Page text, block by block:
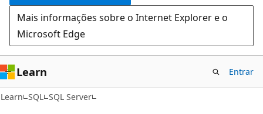
Mais informações sobre o Internet Explorer e o
Microsoft Edge
Learn Entrar
Learn SQL SQL Server